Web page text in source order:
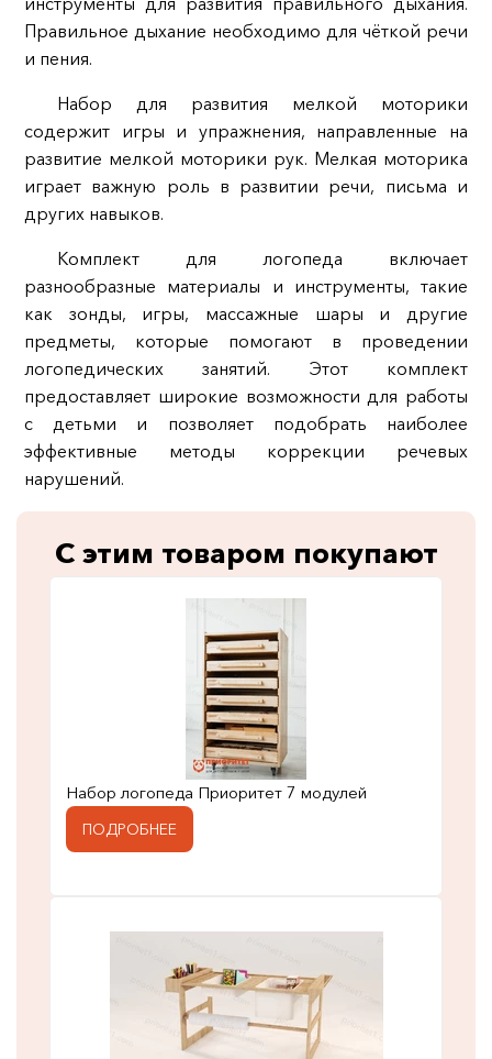
Правильное дыхание необходимо для чёткой речи
и пения.
Набор для развития мелкой моторики
содержит игры и упражнения, направленные на
развитие мелкой моторики рук. Мелкая моторика
играет важную роль в развитии речи, письма и
других навыков.
Комплект для логопеда включает
разнообразные материалы и инструменты, такие
как зонды, игры, массажные шары и другие
предметы, которые помогают в проведении
логопедических занятий. Этот комплект
предоставляет широкие возможности для работы
с детьми и позволяет подобрать наиболее
эффективные методы коррекции речевых
нарушений.
С этим товаром покупают
Набор логопеда Приоритет 7 модулей
ПОДРОБНЕЕ